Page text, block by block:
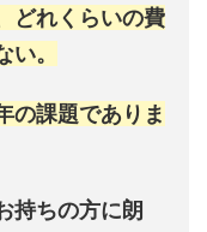
どれくらいの費
。
の課題でありま
持ちの方に朗